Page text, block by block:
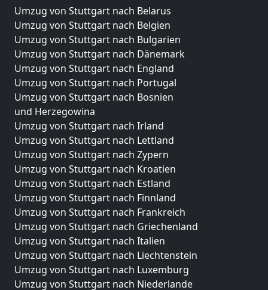
Umzug von Stuttgart nach Belarus
Umzug von Stuttgart nach Belgien
Umzug von Stuttgart nach Bulgarien
Umzug von Stuttgart nach Dänemark
Umzug von Stuttgart nach England
Umzug von Stuttgart nach Portugal
Umzug von Stuttgart nach Bosnien
und Herzegowina
Umzug von Stuttgart nach Irland
Umzug von Stuttgart nach Lettland
Umzug von Stuttgart nach Zypern
Umzug von Stuttgart nach Kroatien
Umzug von Stuttgart nach Estland
Umzug von Stuttgart nach Finnland
Umzug von Stuttgart nach Frankreich
Umzug von Stuttgart nach Griechenland
Umzug von Stuttgart nach Italien
Umzug von Stuttgart nach Liechtenstein
Umzug von Stuttgart nach Luxemburg
Umzug von Stuttgart nach Niederlande